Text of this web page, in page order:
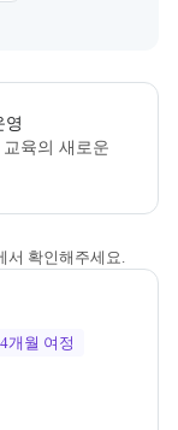
회사의 정보를 카드
캠프의
영
육의 새로운
서 확인해주세요.
다.
개월 여정